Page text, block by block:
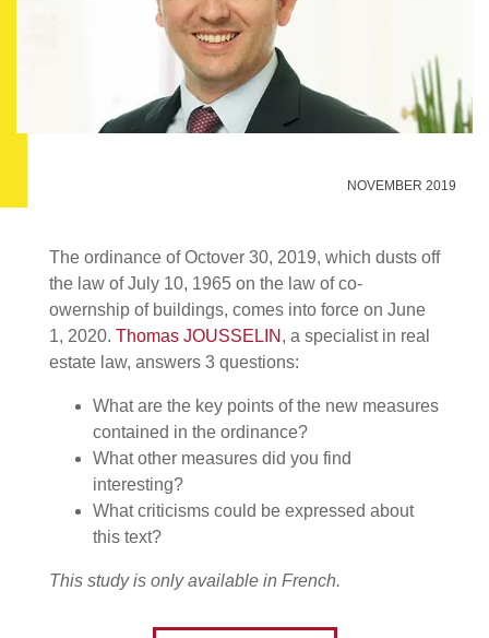
NOVEMBER 2019
The ordinance of Octover 30, 2019, which dusts off
the law of July 10, 1965 on the law of co-
owernship of buildings, comes into force on June
1, 2020. Thomas JOUSSELIN , a specialist in real
estate law, answers 3 questions:
What are the key points of the new measures
contained in the ordinance?
What other measures did you find
interesting?
What criticisms could be expressed about
this text?
This study is only available in French.